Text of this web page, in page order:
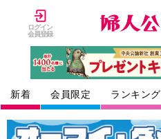
ログイン
会員登録
新着 会員限定 ランキング